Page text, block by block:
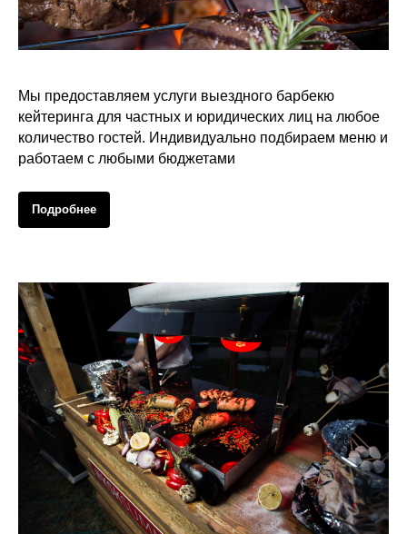
Мы предоставляем услуги выездного барбекю
кейтеринга для частных и юридических лиц на любое
количество гостей. Индивидуально подбираем меню и
работаем с любыми бюджетами
Подробнее